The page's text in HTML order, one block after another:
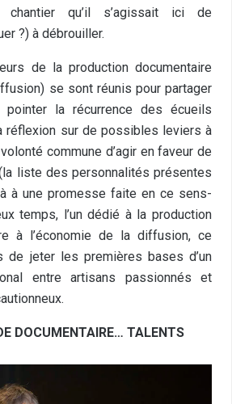
qu’il s’agissait ici de
?) à débrouiller.
de la production documentaire
se sont réunis pour partager
pointer la récurrence des écueils
réflexion sur de possibles leviers à
commune d’agir en faveur de
liste des personnalités présentes
à une promesse faite en ce sens-
temps, l’un dédié à la production
à l’économie de la diffusion, ce
de jeter les premières bases d’un
entre artisans passionnés et
DOCUMENTAIRE… TALENTS